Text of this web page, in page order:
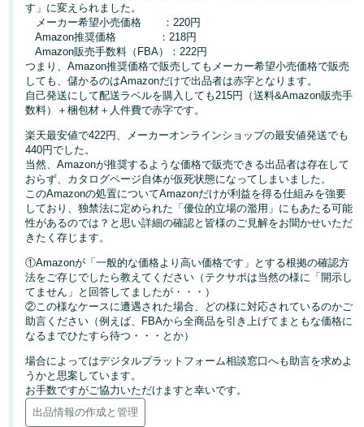
日
本
語
Italiano
- IT
한
국
어
-
KR
日
本
語
-
JP
English
- JP
ロ
グ
イ
ン
さ
っ
そ
く
始
め
す」に変えられました。
メーカー希望小売価格 ：220円
Amazon推奨価格 ：218円
Amazon販売手数料（FBA）：222円
つまり、Amazon推奨価格で販売してもメーカー希望小売価格で販売
しても、儲かるのはAmazonだけで出品者は赤字となります。
自己発送にして配送ラベルを購入しても215円（送料&Amazon販売手
数料）＋梱包材＋人件費で赤字です。
楽天最安値で422円、メーカーオンラインショップの最安値発送でも
440円でした。
当然、Amazonが推奨するような価格で販売できる出品者は存在して
おらず、カタログページ自体が仮死状態になってしまいました。
このAmazonの処置についてAmazonだけが利益を得る仕組みを強要
しており、独禁法に定められた「優位的立場の濫用」にもあたる可能
性があるのでは？と思い詳細の確認と皆様のご見解をお聞かせいただ
きたく存じます。
①Amazonが「一般的な価格より高い価格です」とする根拠の確認方
法をご存じでしたら教えてください（テクサポは当然の様に「開示し
てません」と回答してましたが・・・）
②この様なケースに遭遇された場合、どの様に対応されているのかご
助言ください（例えば、FBAから全商品を引き上げてまともな価格に
なるまでひたすら待つ・・・とか）
場合によってはデジタルプラットフォーム相談窓口へも助言を求めよ
うかと思案しています。
お手数ですがご協力いただけますと幸いです。
出品情報の作成と管理